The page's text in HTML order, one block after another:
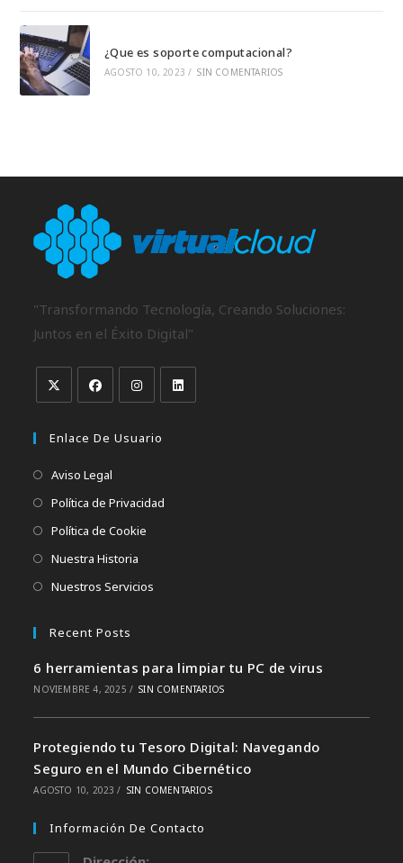
¿Que es soporte computacional?
AGOSTO 10, 2023 / SIN COMENTARIOS
"Transformando Tecnología, Creando Soluciones:
Juntos en el Éxito Digital"
Enlace De Usuario
Aviso Legal
Política de Privacidad
Política de Cookie
Nuestra Historia
Nuestros Servicios
Recent Posts
6 herramientas para limpiar tu PC de virus
NOVIEMBRE 4, 2025 / SIN COMENTARIOS
Protegiendo tu Tesoro Digital: Navegando
Seguro en el Mundo Cibernético
AGOSTO 10, 2023 / SIN COMENTARIOS
Información De Contacto